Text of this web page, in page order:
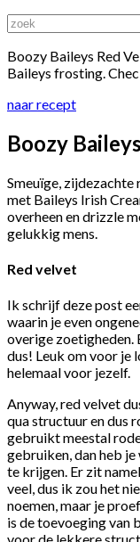
Boozy Baileys Red
Baileys frosting.
naar recept
Boozy
Smeuïge,
met Baileys Irish
overheen en drizzle
gelukkig mens.
Red velvet
Ik schrijf deze post
waarin je even
overige zoetigheden.
dus! Leuk om voor je
helemaal voor jezelf.
Anyway, red velvet
qua structuur en dus
gebruikt meestal
gebruiken, dan heb
te krijgen. Er zit
veel, dus ik zou het
noemen, maar je
is de toevoeging van